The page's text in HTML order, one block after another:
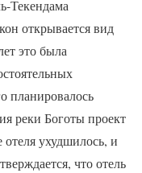
Текендама
открывается вид
это была
планировалось
реки Боготы проект
ухудшилось, и
что отель